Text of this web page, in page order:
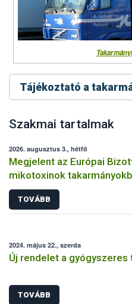
Tájékoztató a
Szakmai tartalmak
2026. augusztus 3., hétfő
Megjelent az Európai
mikotoxinok
TOVÁBB
2024. május 22., szerda
Új rendelet a gyógyszeres
TOVÁBB